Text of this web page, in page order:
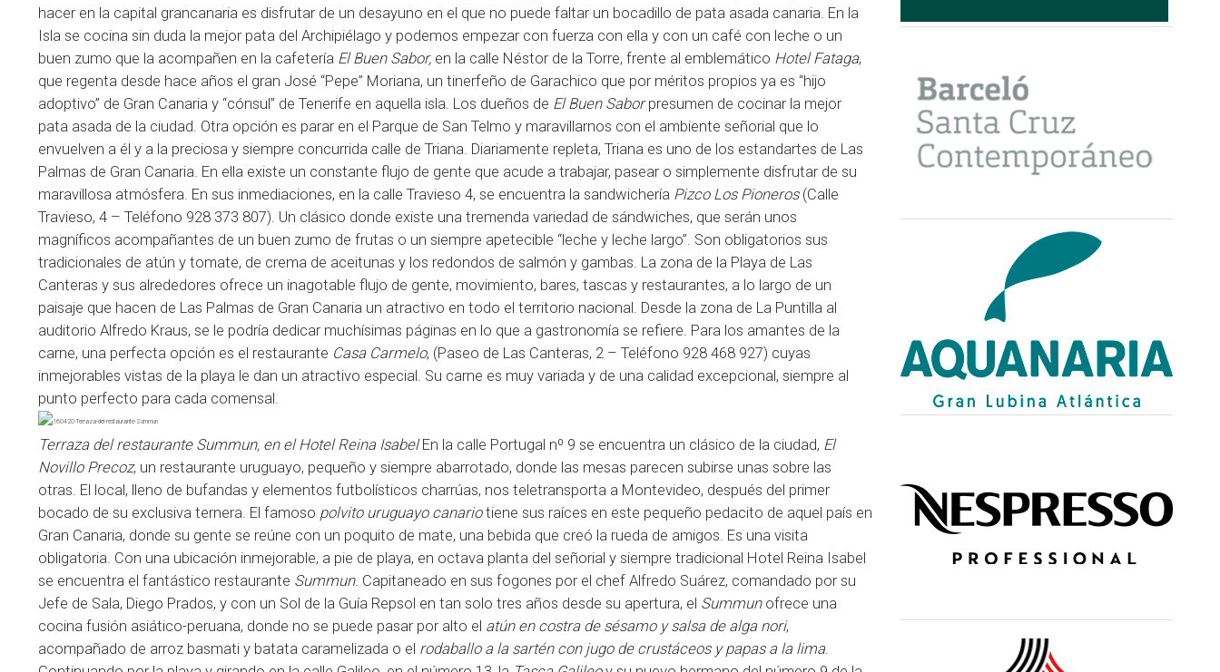
hacer en la capital grancanaria es disfrutar de un desayuno en el que no puede faltar un bocadillo de pata asada canaria. En la
Isla se cocina sin duda la mejor pata del Archipiélago y podemos empezar con fuerza con ella y con un café con leche o un
buen zumo que la acompañen en la cafetería El Buen Sabor, en la calle Néstor de la Torre, frente al emblemático Hotel Fataga,
que regenta desde hace años el gran José “Pepe” Moriana, un tinerfeño de Garachico que por méritos propios ya es “hijo
adoptivo” de Gran Canaria y “cónsul” de Tenerife en aquella isla. Los dueños de El Buen Saborpresumen de cocinar la mejor
pata asada de la ciudad. Otra opción es parar en el Parque de San Telmo y maravillarnos con el ambiente señorial que lo
envuelven a él y a la preciosa y siempre concurrida calle de Triana. Diariamente repleta, Triana es uno de los estandartes de Las
Palmas de Gran Canaria. En ella existe un constante flujo de gente que acude a trabajar, pasear o simplemente disfrutar de su
maravillosa atmósfera. En sus inmediaciones, en la calle Travieso 4, se encuentra la sandwichería Pizco Los Pioneros (Calle
Travieso, 4 – Teléfono 928 373 807). Un clásico donde existe una tremenda variedad de sándwiches, que serán unos
magníficos acompañantes de un buen zumo de frutas o un siempre apetecible “leche y leche largo”. Son obligatorios sus
tradicionales de atún y tomate, de crema de aceitunas y los redondos de salmón y gambas. La zona de la Playa de Las
Canteras y sus alrededores ofrece un inagotable flujo de gente, movimiento, bares, tascas y restaurantes, a lo largo de un
paisaje que hacen de Las Palmas de Gran Canaria un atractivo en todo el territorio nacional. Desde la zona de La Puntilla al
auditorio Alfredo Kraus, se le podría dedicar muchísimas páginas en lo que a gastronomía se refiere. Para los amantes de la
carne, una perfecta opción es el restaurante Casa Carmelo, (Paseo de Las Canteras, 2 – Teléfono 928 468 927) cuyas
inmejorables vistas de la playa le dan un atractivo especial. Su carne es muy variada y de una calidad excepcional, siempre al
punto perfecto para cada comensal.
Terraza del restaurante Summun, en el Hotel Reina IsabelEn la calle Portugal nº 9 se encuentra un clásico de la ciudad, El
Novillo Precoz, un restaurante uruguayo, pequeño y siempre abarrotado, donde las mesas parecen subirse unas sobre las
otras. El local, lleno de bufandas y elementos futbolísticos charrúas, nos teletransporta a Montevideo, después del primer
bocado de su exclusiva ternera. El famoso polvito uruguayo canariotiene sus raíces en este pequeño pedacito de aquel país en
Gran Canaria, donde su gente se reúne con un poquito de mate, una bebida que creó la rueda de amigos. Es una visita
obligatoria. Con una ubicación inmejorable, a pie de playa, en octava planta del señorial y siempre tradicional Hotel Reina Isabel
se encuentra el fantástico restaurante Summun. Capitaneado en sus fogones por el chef Alfredo Suárez, comandado por su
Jefe de Sala, Diego Prados, y con un Sol de la Guía Repsol en tan solo tres años desde su apertura, el Summunofrece una
cocina fusión asiático-peruana, donde no se puede pasar por alto el atún en costra de sésamo y salsa de alga nori,
acompañado de arroz basmati y batata caramelizada o el rodaballo a la sartén con jugo de crustáceos y papas a la lima.